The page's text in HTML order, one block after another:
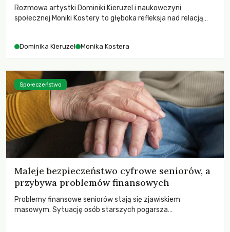
Rozmowa artystki Dominiki Kieruzel i naukowczyni
społecznej Moniki Kostery to głęboka refleksja nad relacją
Dominika Kieruzel Monika Kostera
Maleje bezpieczeństwo cyfrowe seniorów, a
przybywa problemów finansowych
Problemy finansowe seniorów stają się zjawiskiem
masowym. Sytuację osób starszych pogarsza
Społeczeństwo